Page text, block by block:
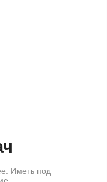
Иметь под